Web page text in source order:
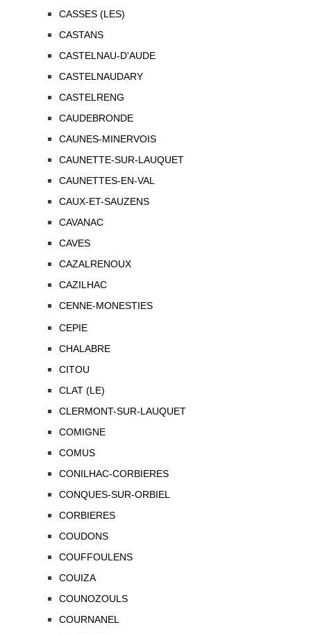
CASSES (LES)
CASTANS
CASTELNAU-D'AUDE
CASTELNAUDARY
CASTELRENG
CAUDEBRONDE
CAUNES-MINERVOIS
CAUNETTE-SUR-LAUQUET
CAUNETTES-EN-VAL
CAUX-ET-SAUZENS
CAVANAC
CAVES
CAZALRENOUX
CAZILHAC
CENNE-MONESTIES
CEPIE
CHALABRE
CITOU
CLAT (LE)
CLERMONT-SUR-LAUQUET
COMIGNE
COMUS
CONILHAC-CORBIERES
CONQUES-SUR-ORBIEL
CORBIERES
COUDONS
COUFFOULENS
COUIZA
COUNOZOULS
COURNANEL